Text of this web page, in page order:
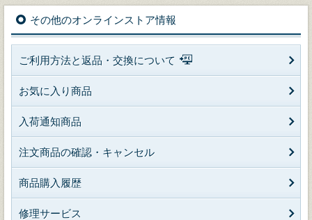
その他のオンラインストア情報
ご利用方法と返品・交換について
お気に入り商品
入荷通知商品
注文商品の確認・キャンセル
商品購入履歴
修理サービス